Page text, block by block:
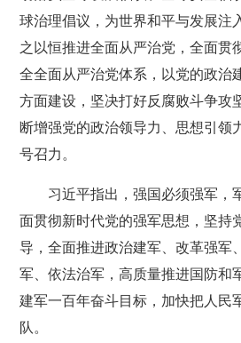
球治理倡议，为世界和平与发展注
之以恒推进全面从严治党，全面贯
全全面从严治党体系，以党的政治
方面建设，坚决打好反腐败斗争攻
断增强党的政治领导力、思想引领
号召力。
习近平指出，强国必须强军，
面贯彻新时代党的强军思想，坚持
导，全面推进政治建军、改革强军
军、依法治军，高质量推进国防和
建军一百年奋斗目标，加快把人民
队。